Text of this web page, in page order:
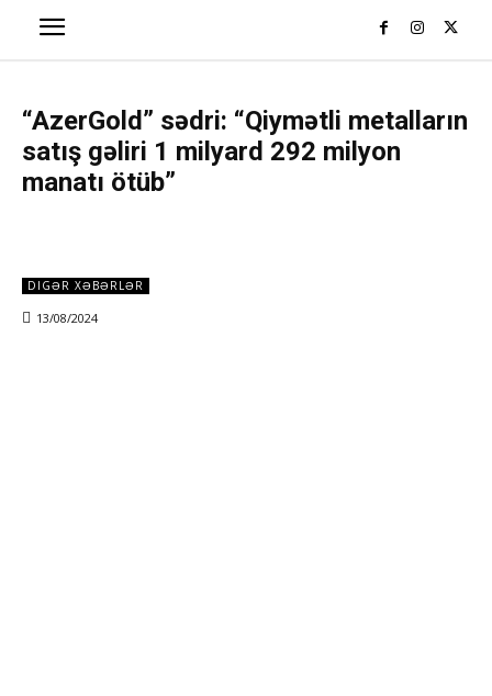
“AzerGold” sədri: “Qiymətli metalların
satış gəliri 1 milyard 292 milyon
manatı ötüb”
DIGƏR XƏBƏRLƏR
13/08/2024